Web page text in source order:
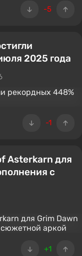
-5
2025 года
-1
Asterkarn для
с
+1